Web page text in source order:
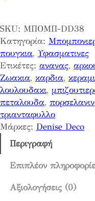
ο
ν
ι
ε
ρ
α
Π
ο
υ
κ
SKU: ΜΠΟΜΠ-DD38
Κατηγορία:
πουγκια, Υφασματινες
Ετικέτες: ανανας,
Ζωακια, καρδια,
λουλουδακι,
πεταλουδα,
τριανταφυλλο
Μάρκες: Denise Deco
Περιγραφή
Επιπλέον
Αξιολογήσεις (0)